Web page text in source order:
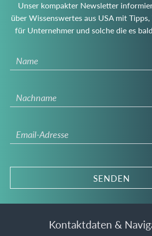
Unser kompakter Newsletter
über Wissenswertes aus USA mit
für Unternehmer und solche die es
Kontaktdaten &